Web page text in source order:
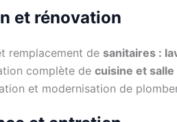
et rénovation
remplacement de sanitaires :
complète de cuisine et salle
et modernisation de